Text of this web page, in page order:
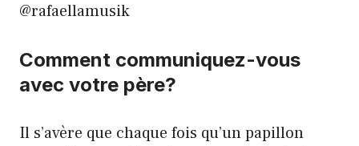
@rafaellamusik
Comment communiquez-vous
avec votre père?
Il s’avère que chaque fois qu’un papillon